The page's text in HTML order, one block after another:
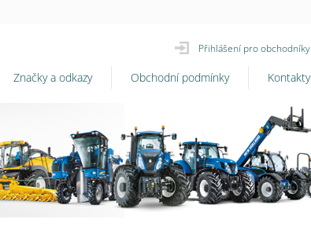
Přihlášení pro obchodníky
Značky a odkazy Obchodní podmínky Kontakty